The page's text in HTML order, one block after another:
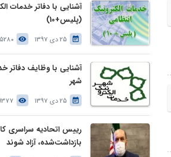
آشنایی با دفاتر خدمات
(پلیس+10)
25 دی 1397 75280
آشنایی با وظایف دفاتر
شهر
25 دی 1397 49377
رییس اتحادیه سراسری
بازداشت‌شده، آزاد شوند